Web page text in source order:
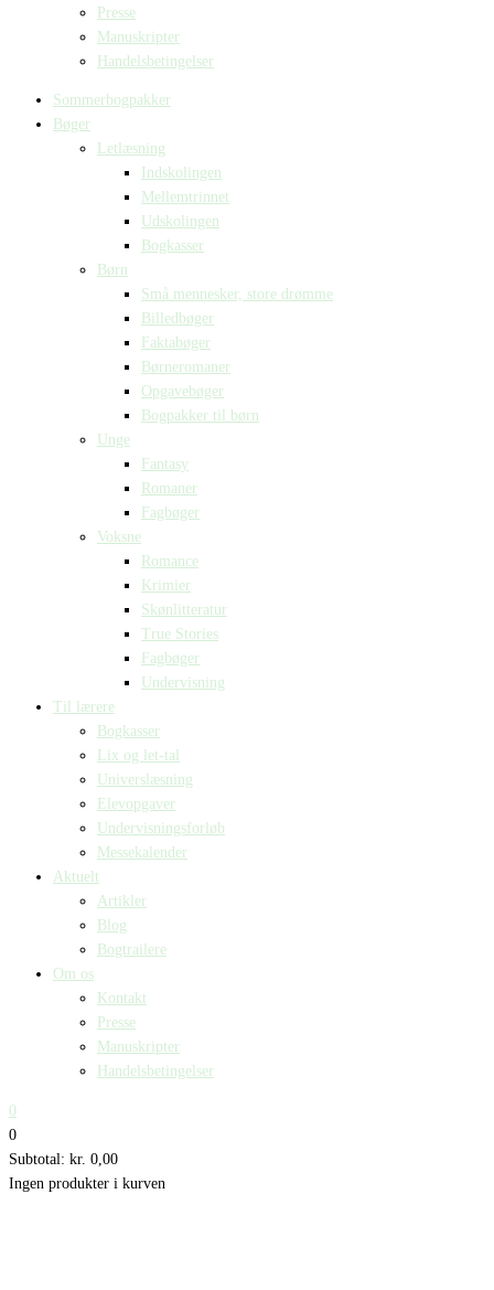
Presse
Manuskripter
Handelsbetingelser
Sommerbogpakker
Bøger
Letlæsning
Indskolingen
Mellemtrinnet
Udskolingen
Bogkasser
Børn
Små mennesker, store drømme
Billedbøger
Faktabøger
Børneromaner
Opgavebøger
Bogpakker til børn
Unge
Fantasy
Romaner
Fagbøger
Voksne
Romance
Krimier
Skønlitteratur
True Stories
Fagbøger
Undervisning
Til lærere
Bogkasser
Lix og let-tal
Universlæsning
Elevopgaver
Undervisningsforløb
Messekalender
Aktuelt
Artikler
Blog
Bogtrailere
Om os
Kontakt
Presse
Manuskripter
Handelsbetingelser
0
0
Subtotal: kr. 0,00
Ingen produkter i kurven